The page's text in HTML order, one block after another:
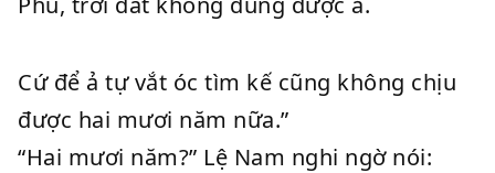
Cứ để ả tự vắt óc tìm kế cũng không chịu
được hai mươi năm nữa.”
“Hai mươi năm?” Lệ Nam nghi ngờ nói: